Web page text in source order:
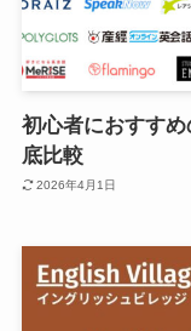
初心者におすす
底比較
2026年4月1日